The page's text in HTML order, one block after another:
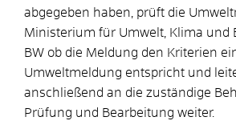
abgegeben haben, prüft die
Ministerium für Umwelt, Klima und
BW ob die Meldung den Kriterien
Umweltmeldung entspricht und
anschließend an die zuständige
Prüfung und Bearbeitung weiter.